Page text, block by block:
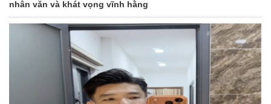
nhân văn và khát vọng vĩnh hằng